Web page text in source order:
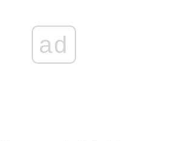
ad